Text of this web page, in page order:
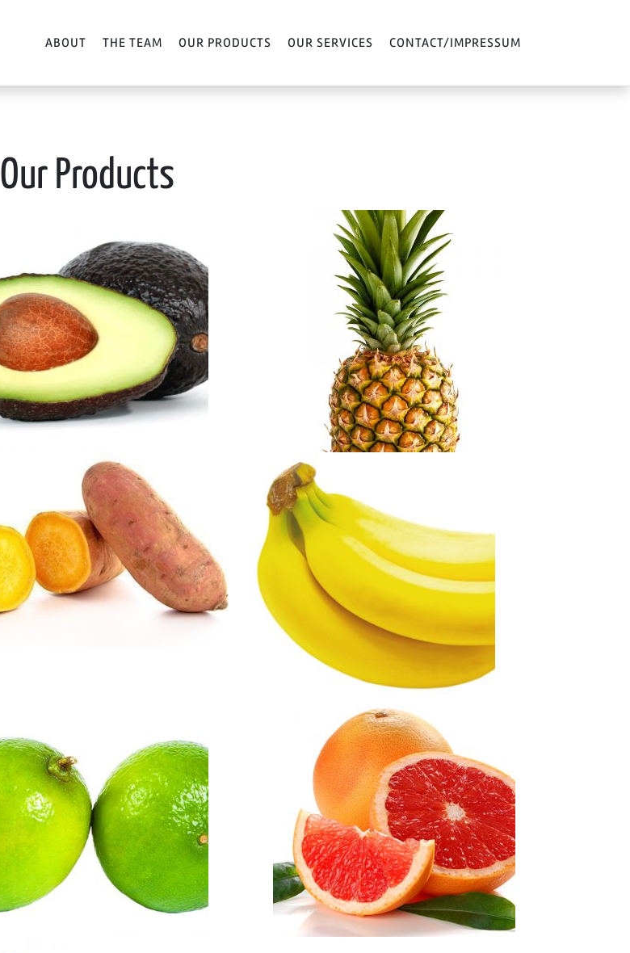
ABOUT THE TEAM OUR PRODUCTS OUR SERVICES CONTACT/IMPRESSUM
Our Products